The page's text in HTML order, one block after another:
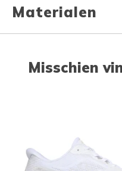
Materialen
Misschien